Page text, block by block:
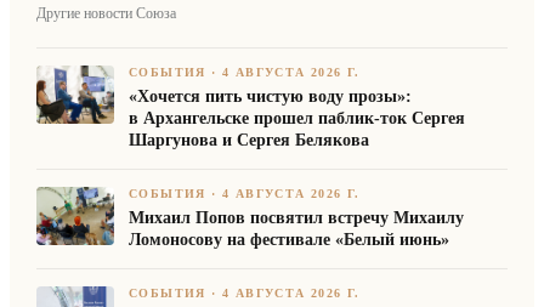
Другие новости Союза
СОБЫТИЯ ·4 АВГУСТА 2026 Г.
«Хочется пить чистую воду прозы»:
в Архангельске прошел паблик-ток Сергея
Шаргунова и Сергея Белякова
СОБЫТИЯ ·4 АВГУСТА 2026 Г.
Михаил Попов посвятил встречу Михаилу
Ломоносову на фестивале «Белый июнь»
СОБЫТИЯ ·4 АВГУСТА 2026 Г.